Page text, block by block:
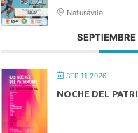
Naturávila
SEP 11 2026
NOCHE DEL